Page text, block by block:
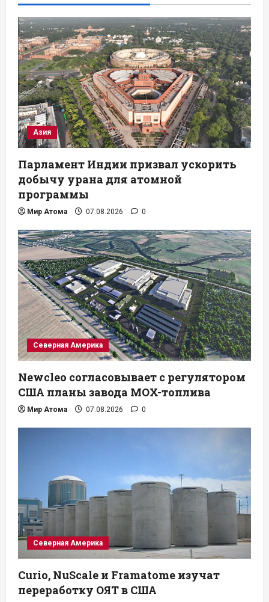
Азия
Парламент Индии призвал ускорить
добычу урана для атомной
программы
Мир Атома 07.08.2026 0
Северная Америка
Newcleo согласовывает с регулятором
США планы завода MOX-топлива
Мир Атома 07.08.2026 0
Северная Америка
Curio, NuScale и Framatome изучат
переработку ОЯТ в США